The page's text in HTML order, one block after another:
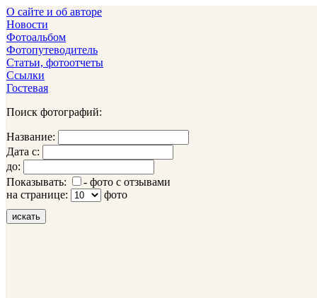
О сайте и об авторе
Новости
Фотоальбом
Фотопутеводитель
Статьи, фотоотчеты
Ссылки
Гостевая
Поиск фотографий:
Название:
Дата с:
до:
Показывать:
- фото с отзывами
на странице:
фото
искать